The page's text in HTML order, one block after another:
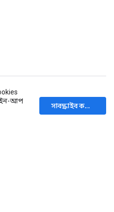
আপ
সাবস্ক্রাইব করুন